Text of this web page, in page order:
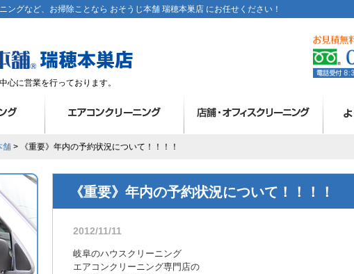
ングなど、お掃除ことなら おそうじ本舗 瑞穂本巣店 にお任せください！
に営業を行っております。
舗 > 《重要》年内の予約状況について！！！！
《重要》年内の予約状況について！！！！
2012/11/11
岐阜のハウスクリーニング
エアコンクリーニング専門店の